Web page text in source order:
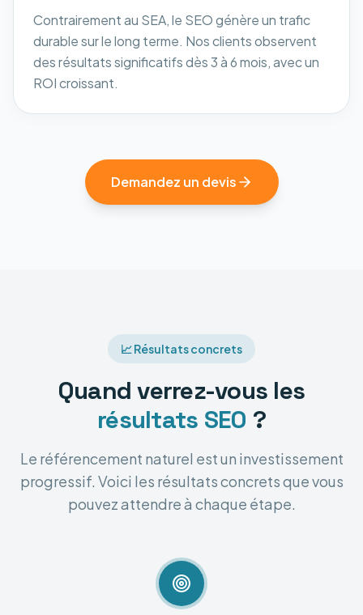
Contrairement au SEA, le SEO génère un trafic
durable sur le long terme. Nos clients observent
des résultats significatifs dès 3 à 6 mois, avec un
ROI croissant.
Demandez un devis
📈 Résultats concrets
Quand verrez-vous les
résultats SEO ?
Le référencement naturel est un investissement
progressif. Voici les résultats concrets que vous
pouvez attendre à chaque étape.